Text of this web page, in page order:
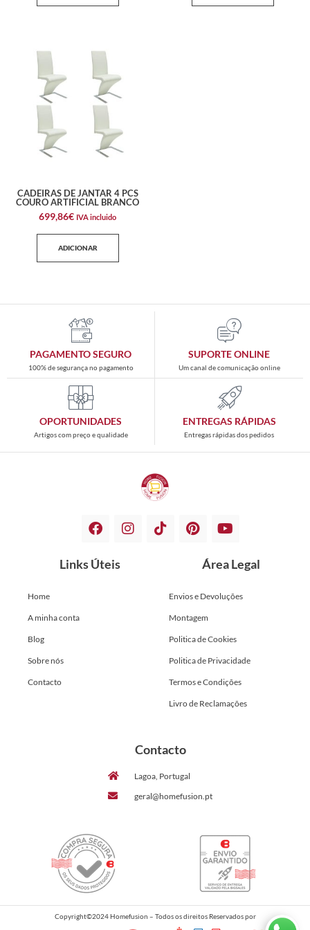
CADEIRAS DE JANTAR 4 PCS
COURO ARTIFICIAL BRANCO
699,86€ IVA incluido
ADICIONAR
PAGAMENTO SEGURO
100% de segurança no pagamento
SUPORTE ONLINE
Um canal de comunicação online
OPORTUNIDADES
Artigos com preço e qualidade
ENTREGAS RÁPIDAS
Entregas rápidas dos pedidos
Links Úteis
Home
A minha conta
Blog
Sobre nós
Contacto
Área Legal
Envios e Devoluções
Montagem
Politica de Cookies
Politica de Privacidade
Termos e Condições
Livro de Reclamações
Contacto
Lagoa, Portugal
geral@homefusion.pt
Copyright©2024 Homefusion – Todos os direitos Reservados por